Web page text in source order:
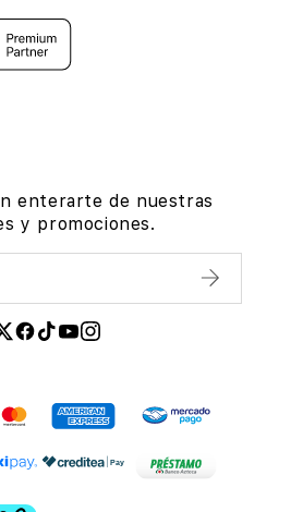
enterarte de nuestras
y promociones.